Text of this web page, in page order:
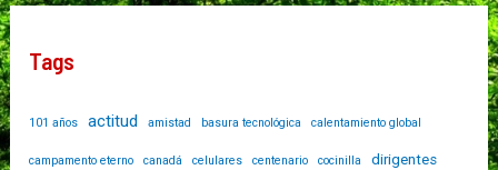
Tags
101 años actitud amistad basura tecnológica calentamiento global
campamento eterno canadá celulares centenario cocinilla dirigentes